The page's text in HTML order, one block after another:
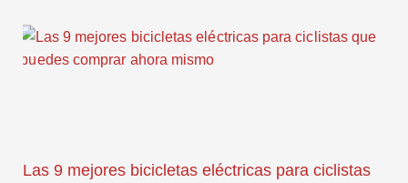
Las 9 mejores bicicletas eléctricas para ciclistas